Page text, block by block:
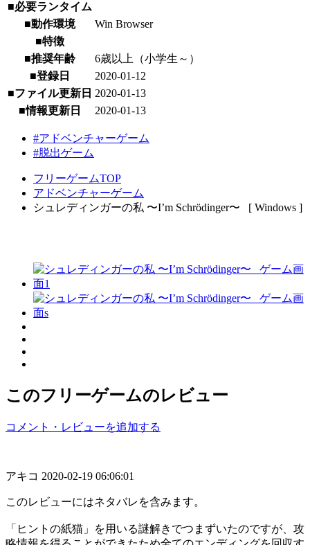
■必要ランタイム
■動作環境
Win Browser
■特徴
■推奨年齢
6歳以上（小学生～）
■登録日
2020-01-12
■ファイル更新日 2020-01-13
■情報更新日
2020-01-13
#アドベンチャーゲーム
#脱出ゲーム
フリーゲームTOP
アドベンチャーゲーム
シュレディンガーの私 〜I’m Schrödinger〜 [ Windows ]
このフリーゲームのレビュー
コメント・レビューを追加する
アキコ 2020-02-19 06:06:01
このレビューにはネタバレを含みます。
「ヒントの紙猫」を用いる謎解きでつまずいたのですが、攻